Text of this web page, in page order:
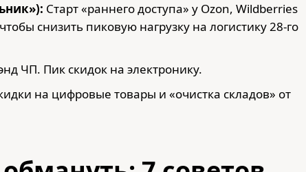
Старт «раннего доступа» у Ozon, Wildberries
снизить пиковую нагрузку на логистику 28-го
ЧП. Пик скидок на электронику.
на цифровые товары и «очистка складов» от